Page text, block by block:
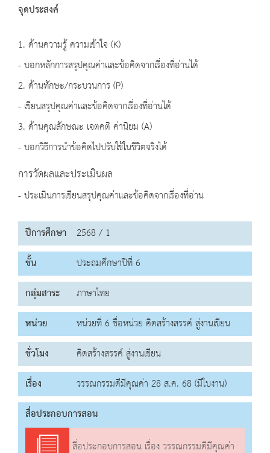
จุดประสงค์
1. ด้านความรู้ ความเข้าใจ (K)
- บอกหลักการสรุปคุณค่าและข้อคิดจากเรื่องที่อ่านได้
2. ด้านทักษะ/กระบวนการ (P)
- เขียนสรุปคุณค่าและข้อคิดจากเรื่องที่อ่านได้
3. ด้านคุณลักษณะ เจตคติ ค่านิยม (A)
- บอกวิธีการนำข้อคิดไปปรับใช้ในชีวิตจริงได้
การวัดผลและประเมินผล
- ประเมินการเขียนสรุปคุณค่าและข้อคิดจากเรื่องที่อ่าน
ปีการศึกษา 2568 / 1
ชั้น
ประถมศึกษาปีที่ 6
กลุ่มสาระ
ภาษาไทย
หน่วย
หน่วยที่ 6 ชื่อหน่วย คิดสร้างสรรค์ สู่งานเขียน
ชั่วโมง
คิดสร้างสรรค์ สู่งานเขียน
เรื่อง
วรรณกรรมดีมีคุณค่า 28 ส.ค. 68 (มีใบงาน)
สื่อประกอบการสอน
สื่อประกอบการสอน เรื่อง วรรณกรรมดีมีคุณค่า